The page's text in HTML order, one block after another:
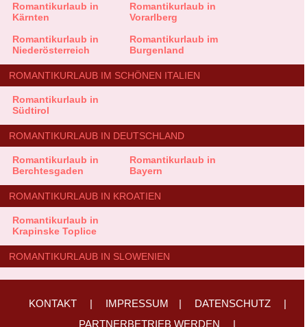
Romantikurlaub in
Kärnten
Romantikurlaub in
Vorarlberg
Romantikurlaub in
Niederösterreich
Romantikurlaub im
Burgenland
ROMANTIKURLAUB IM SCHÖNEN ITALIEN
Romantikurlaub in
Südtirol
ROMANTIKURLAUB IN DEUTSCHLAND
Romantikurlaub in
Berchtesgaden
Romantikurlaub in
Bayern
ROMANTIKURLAUB IN KROATIEN
Romantikurlaub in
Krapinske Toplice
ROMANTIKURLAUB IN SLOWENIEN
KONTAKT | IMPRESSUM | DATENSCHUTZ
|
PARTNERBETRIEB WERDEN
|